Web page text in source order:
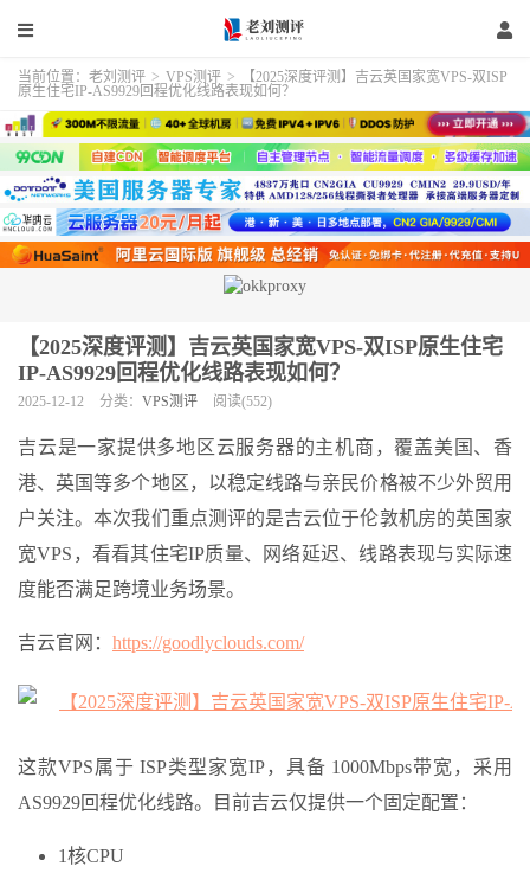
当前位置： 老刘测评 > VPS测评 >
【2025深度评测】吉云英国家宽VPS-双ISP
原生住宅IP-AS9929回程优化线路表现如何？
【2025深度评测】吉云英国家宽VPS-双ISP原生住宅
IP-AS9929回程优化线路表现如何？
2025-12-12 分类： VPS测评 阅读(552)
吉云是一家提供多地区云服务器的主机商，覆盖美国、香
港、英国等多个地区，以稳定线路与亲民价格被不少外贸用
户关注。本次我们重点测评的是吉云位于伦敦机房的英国家
宽VPS，看看其住宅IP质量、网络延迟、线路表现与实际速
度能否满足跨境业务场景。
吉云官网： https://goodlyclouds.com/
这款VPS属于 ISP类型家宽IP，具备 1000Mbps带宽，采用
AS9929回程优化线路。目前吉云仅提供一个固定配置：
1核CPU